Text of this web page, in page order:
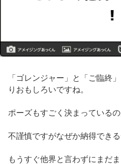
「ゴレンジャー」と「ご臨終
りおもしろいですね。
ポーズもすごく決まっている
不謹慎ですがなぜか納得できる
もうすぐ他界と言わずにまだ